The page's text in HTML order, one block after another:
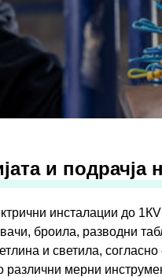
и подрачја
инсталации до
броила, разводни
и светила,
различни мерни